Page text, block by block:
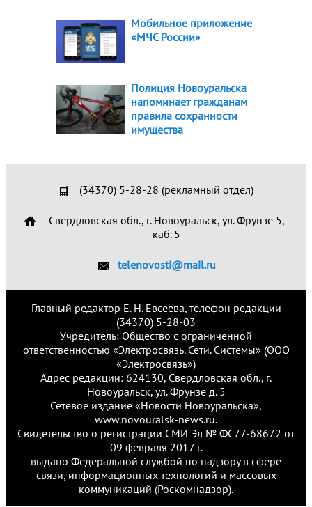
Мобильное приложение
«МЧС России»
Полиция Новоуральска
напоминает гражданам
правила сохранности
имущества
(34370) 5-28-28 (рекламный отдел)
Свердловская обл., г. Новоуральск, ул. Фрунзе 5,
каб. 5
telenovosti@mail.ru
Главный редактор Е. Н. Евсеева, телефон редакции
(34370) 5-28-03
Учредитель: Общество с ограниченной
ответственностью «Электросвязь. Сети. Системы» (ООО
«Электросвязь»)
Адрес редакции: 624130, Свердловская обл., г.
Новоуральск, ул. Фрунзе д. 5
Сетевое издание «Новости Новоуральска»,
www.novouralsk-news.ru.
Свидетельство о регистрации СМИ Эл № ФС77-68672 от
09 февраля 2017 г.
выдано Федеральной службой по надзору в сфере
связи, информационных технологий и массовых
коммуникаций (Роскомнадзор).